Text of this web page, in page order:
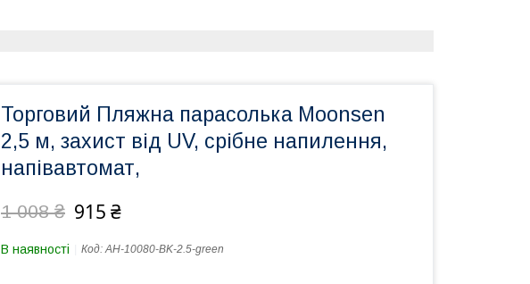
Торговий Пляжна парасолька Moonsen
2,5 м, захист від UV, срібне напилення,
напівавтомат,
1 008 ₴ 915 ₴
В наявності Код:AH-10080-BK-2.5-green